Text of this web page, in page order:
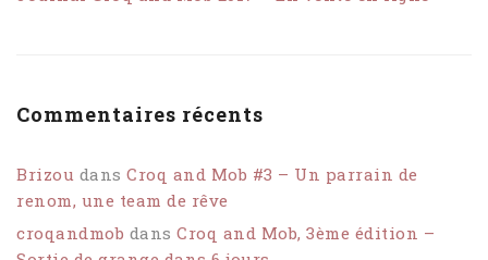
Commentaires récents
Brizou dans Croq and Mob #3 – Un parrain de
renom, une team de rêve
croqandmob dans Croq and Mob, 3ème édition –